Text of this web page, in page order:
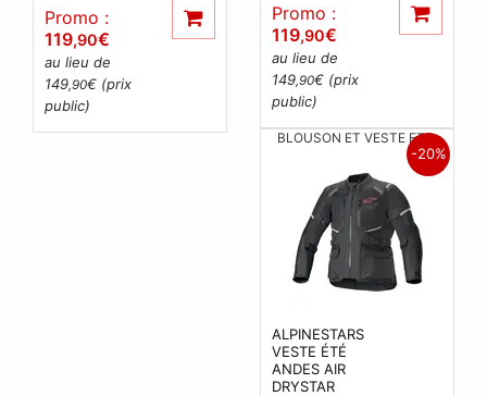
Promo :
119,90€
au lieu de
149,90€ (prix
public)
Promo :
119,90€
au lieu de
149,90€ (prix
public)
BLOUSON ET VESTE ETE
-20%
ALPINESTARS
VESTE ÉTÉ
ANDES AIR
DRYSTAR